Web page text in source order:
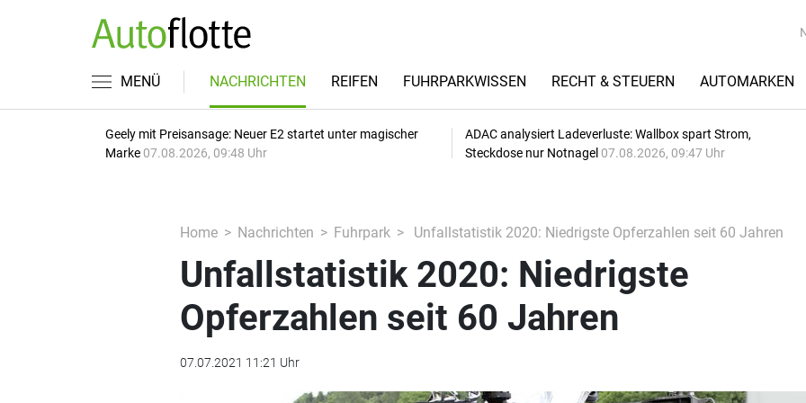
MENÜ NACHRICHTEN REIFEN FUHRPARKWISSEN RECHT & STEUERN AUTOMARKEN
Geely mit Preisansage: Neuer E2 startet unter magischer
Marke 07.08.2026, 09:48 Uhr
ADAC analysiert Ladeverluste: Wallbox spart Strom,
Steckdose nur Notnagel 07.08.2026, 09:47 Uhr
Home Nachrichten Fuhrpark Unfallstatistik 2020: Niedrigste Opferzahlen seit 60 Jahren
Unfallstatistik 2020: Niedrigste
Opferzahlen seit 60 Jahren
07.07.2021 11:21 Uhr